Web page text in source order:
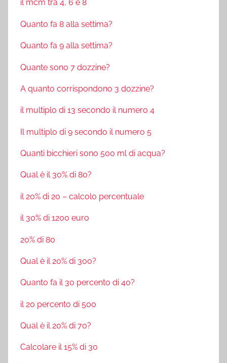
il mcm tra 4, 6 e 8
Quanto fa 8 alla settima?
Quanto fa 9 alla settima?
Quante sono 7 dozzine?
A quanto corrispondono 3 dozzine?
il multiplo di 13 secondo il numero 4
Il multiplo di 9 secondo il numero 5
Quanti bicchieri sono 500 ml di acqua?
Qual è il 30% di 80?
il 20% di 20 – calcolo percentuale
il 30% di 1200 euro
20% di 80
Qual è il 20% di 300?
Quanto fa il 30 percento di 40?
il 20 percento di 500
Qual è il 20% di 70?
Calcolare il 15% di 30